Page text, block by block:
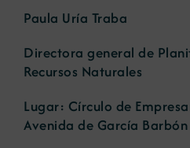
Paula Uría Traba
Directora general de
Recursos Naturales
Lugar: Círculo de
Avenida de García